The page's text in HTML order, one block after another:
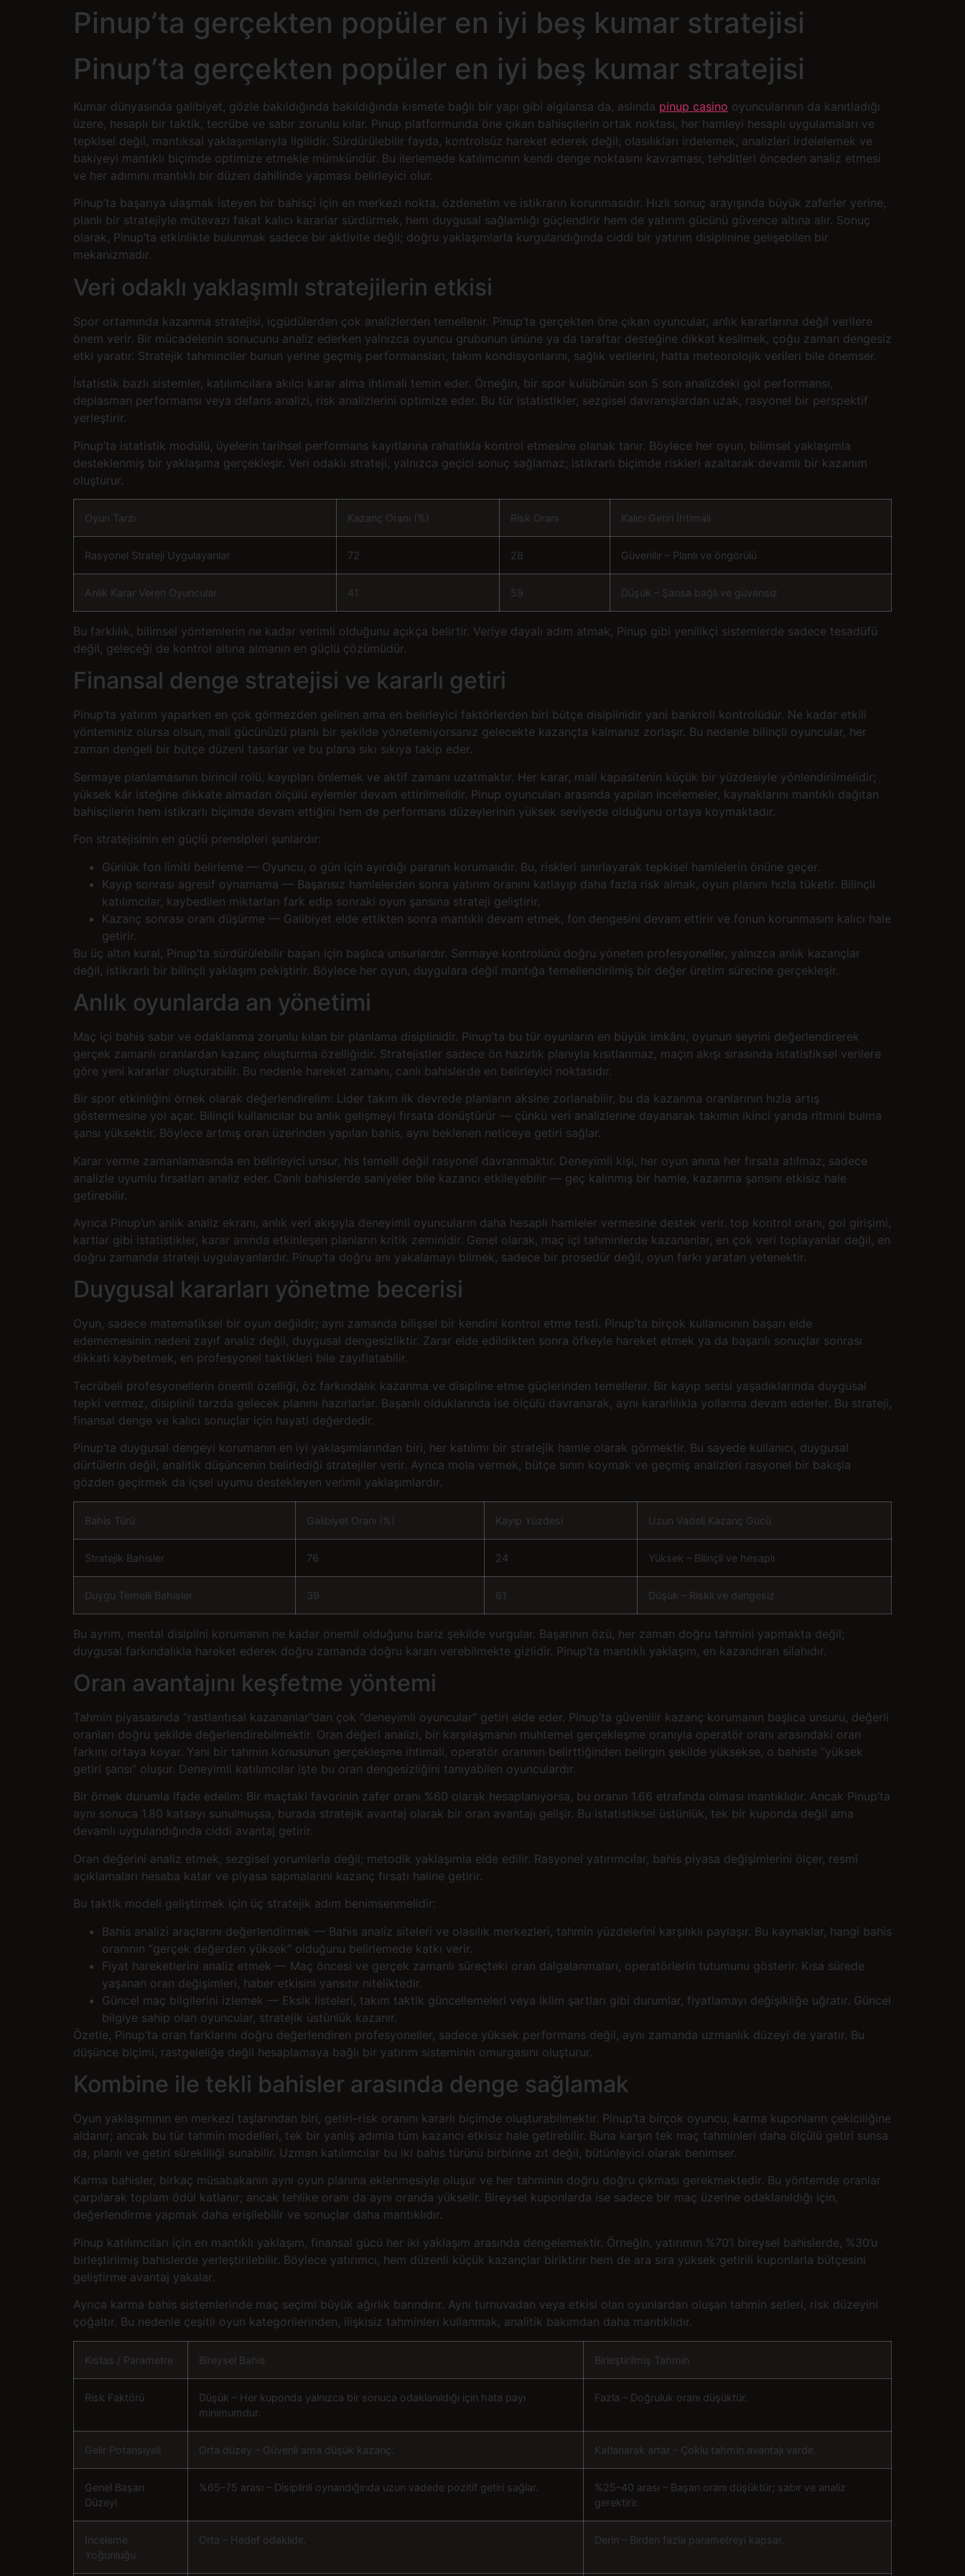
Pinup’ta gerçekten popüler en iyi beş kumar stratejisi
Pinup’ta gerçekten popüler en iyi beş kumar stratejisi
Kumar dünyasında galibiyet, gözle bakıldığında bakıldığında kısmete bağlı bir yapı gibi algılansa da, aslında pinup casino oyuncularının da kanıtladığı
üzere, hesaplı bir taktik, tecrübe ve sabır zorunlu kılar. Pinup platformunda öne çıkan bahisçilerin ortak noktası, her hamleyi hesaplı uygulamaları ve
tepkisel değil, mantıksal yaklaşımlarıyla ilgilidir. Sürdürülebilir fayda, kontrolsüz hareket ederek değil; olasılıkları irdelemek, analizleri irdelelemek ve
bakiyeyi mantıklı biçimde optimize etmekle mümkündür. Bu ilerlemede katılımcının kendi denge noktasını kavraması, tehditleri önceden analiz etmesi
ve her adımını mantıklı bir düzen dahilinde yapması belirleyici olur.
Pinup’ta başarıya ulaşmak isteyen bir bahisçi için en merkezi nokta, özdenetim ve istikrarın korunmasıdır. Hızlı sonuç arayışında büyük zaferler yerine,
planlı bir stratejiyle mütevazı fakat kalıcı kararlar sürdürmek, hem duygusal sağlamlığı güçlendirir hem de yatırım gücünü güvence altına alır. Sonuç
olarak, Pinup’ta etkinlikte bulunmak sadece bir aktivite değil; doğru yaklaşımlarla kurgulandığında ciddi bir yatırım disiplinine gelişebilen bir
mekanizmadır.
Veri odaklı yaklaşımlı stratejilerin etkisi
Spor ortamında kazanma stratejisi, içgüdülerden çok analizlerden temellenir. Pinup’ta gerçekten öne çıkan oyuncular, anlık kararlarına değil verilere
önem verir. Bir mücadelenin sonucunu analiz ederken yalnızca oyuncu grubunun ününe ya da taraftar desteğine dikkat kesilmek, çoğu zaman dengesiz
etki yaratır. Stratejik tahminciler bunun yerine geçmiş performansları, takım kondisyonlarını, sağlık verilerini, hatta meteorolojik verileri bile önemser.
İstatistik bazlı sistemler, katılımcılara akılcı karar alma ihtimali temin eder. Örneğin, bir spor kulübünün son 5 son analizdeki gol performansı,
deplasman performansı veya defans analizi, risk analizlerini optimize eder. Bu tür istatistikler, sezgisel davranışlardan uzak, rasyonel bir perspektif
yerleştirir.
Pinup’ta istatistik modülü, üyelerin tarihsel performans kayıtlarına rahatlıkla kontrol etmesine olanak tanır. Böylece her oyun, bilimsel yaklaşımla
desteklenmiş bir yaklaşıma gerçekleşir. Veri odaklı strateji, yalnızca geçici sonuç sağlamaz; istikrarlı biçimde riskleri azaltarak devamlı bir kazanım
oluşturur.
Oyun Tarzı Kazanç Oranı (%) Risk Oranı Kalıcı Getiri İhtimali
Rasyonel Strateji Uygulayanlar 72 28 Güvenilir – Planlı ve öngörülü
Anlık Karar Veren Oyuncular 41 59 Düşük – Şansa bağlı ve güvensiz
Bu farklılık, bilimsel yöntemlerin ne kadar verimli olduğunu açıkça belirtir. Veriye dayalı adım atmak, Pinup gibi yenilikçi sistemlerde sadece tesadüfü
değil, geleceği de kontrol altına almanın en güçlü çözümüdür.
Finansal denge stratejisi ve kararlı getiri
Pinup’ta yatırım yaparken en çok görmezden gelinen ama en belirleyici faktörlerden biri bütçe disiplinidir yani bankroll kontrolüdür. Ne kadar etkili
yönteminiz olursa olsun, mali gücünüzü planlı bir şekilde yönetemiyorsanız gelecekte kazançta kalmanız zorlaşır. Bu nedenle bilinçli oyuncular, her
zaman dengeli bir bütçe düzeni tasarlar ve bu plana sıkı sıkıya takip eder.
Sermaye planlamasının birincil rolü, kayıpları önlemek ve aktif zamanı uzatmaktır. Her karar, mali kapasitenin küçük bir yüzdesiyle yönlendirilmelidir;
yüksek kâr isteğine dikkate almadan ölçülü eylemler devam ettirilmelidir. Pinup oyuncuları arasında yapılan incelemeler, kaynaklarını mantıklı dağıtan
bahisçilerin hem istikrarlı biçimde devam ettiğini hem de performans düzeylerinin yüksek seviyede olduğunu ortaya koymaktadır.
Fon stratejisinin en güçlü prensipleri şunlardır:
Günlük fon limiti belirleme — Oyuncu, o gün için ayırdığı paranın korumalıdır. Bu, riskleri sınırlayarak tepkisel hamlelerin önüne geçer.
Kayıp sonrası agresif oynamama — Başarısız hamlelerden sonra yatırım oranını katlayıp daha fazla risk almak, oyun planını hızla tüketir. Bilinçli
katılımcılar, kaybedilen miktarları fark edip sonraki oyun şansına strateji geliştirir.
Kazanç sonrası oranı düşürme — Galibiyet elde ettikten sonra mantıklı devam etmek, fon dengesini devam ettirir ve fonun korunmasını kalıcı hale
getirir.
Bu üç altın kural, Pinup’ta sürdürülebilir başarı için başlıca unsurlardır. Sermaye kontrolünü doğru yöneten profesyoneller, yalnızca anlık kazançlar
değil, istikrarlı bir bilinçli yaklaşım pekiştirir. Böylece her oyun, duygulara değil mantığa temellendirilmiş bir değer üretim sürecine gerçekleşir.
Anlık oyunlarda an yönetimi
Maç içi bahis sabır ve odaklanma zorunlu kılan bir planlama disiplinidir. Pinup’ta bu tür oyunların en büyük imkânı, oyunun seyrini değerlendirerek
gerçek zamanlı oranlardan kazanç oluşturma özelliğidir. Stratejistler sadece ön hazırlık planıyla kısıtlanmaz, maçın akışı sırasında istatistiksel verilere
göre yeni kararlar oluşturabilir. Bu nedenle hareket zamanı, canlı bahislerde en belirleyici noktasıdır.
Bir spor etkinliğini örnek olarak değerlendirelim: Lider takım ilk devrede planların aksine zorlanabilir, bu da kazanma oranlarının hızla artış
göstermesine yol açar. Bilinçli kullanıcılar bu anlık gelişmeyi fırsata dönüştürür — çünkü veri analizlerine dayanarak takımın ikinci yarıda ritmini bulma
şansı yüksektir. Böylece artmış oran üzerinden yapılan bahis, aynı beklenen neticeye getiri sağlar.
Karar verme zamanlamasında en belirleyici unsur, his temelli değil rasyonel davranmaktır. Deneyimli kişi, her oyun anına her fırsata atılmaz; sadece
analizle uyumlu fırsatları analiz eder. Canlı bahislerde saniyeler bile kazancı etkileyebilir — geç kalınmış bir hamle, kazanma şansını etkisiz hale
getirebilir.
Ayrıca Pinup’un anlık analiz ekranı, anlık veri akışıyla deneyimli oyuncuların daha hesaplı hamleler vermesine destek verir. top kontrol oranı, gol girişimi,
kartlar gibi istatistikler, karar anında etkinleşen planların kritik zeminidir. Genel olarak, maç içi tahminlerde kazananlar, en çok veri toplayanlar değil, en
doğru zamanda strateji uygulayanlardır. Pinup’ta doğru anı yakalamayı bilmek, sadece bir prosedür değil, oyun farkı yaratan yetenektir.
Duygusal kararları yönetme becerisi
Oyun, sadece matematiksel bir oyun değildir; aynı zamanda bilişsel bir kendini kontrol etme testi. Pinup’ta birçok kullanıcının başarı elde
edememesinin nedeni zayıf analiz değil, duygusal dengesizliktir. Zarar elde edildikten sonra öfkeyle hareket etmek ya da başarılı sonuçlar sonrası
dikkati kaybetmek, en profesyonel taktikleri bile zayıflatabilir.
Tecrübeli profesyonellerin önemli özelliği, öz farkındalık kazanma ve disipline etme güçlerinden temellenir. Bir kayıp serisi yaşadıklarında duygusal
tepki vermez, disiplinli tarzda gelecek planını hazırlarlar. Başarılı olduklarında ise ölçülü davranarak, aynı kararlılıkla yollarına devam ederler. Bu strateji,
finansal denge ve kalıcı sonuçlar için hayati değerdedir.
Pinup’ta duygusal dengeyi korumanın en iyi yaklaşımlarından biri, her katılımı bir stratejik hamle olarak görmektir. Bu sayede kullanıcı, duygusal
dürtülerin değil, analitik düşüncenin belirlediği stratejiler verir. Ayrıca mola vermek, bütçe sınırı koymak ve geçmiş analizleri rasyonel bir bakışla
gözden geçirmek da içsel uyumu destekleyen verimli yaklaşımlardır.
Bahis Türü Galibiyet Oranı (%) Kayıp Yüzdesi Uzun Vadeli Kazanç Gücü
Stratejik Bahisler 76 24 Yüksek – Bilinçli ve hesaplı
Duygu Temelli Bahisler 39 61 Düşük – Riskli ve dengesiz
Bu ayrım, mental disiplini korumanın ne kadar önemli olduğunu bariz şekilde vurgular. Başarının özü, her zaman doğru tahmini yapmakta değil;
duygusal farkındalıkla hareket ederek doğru zamanda doğru kararı verebilmekte gizlidir. Pinup’ta mantıklı yaklaşım, en kazandıran silahıdır.
Oran avantajını keşfetme yöntemi
Tahmin piyasasında “rastlantısal kazananlar”dan çok “deneyimli oyuncular” getiri elde eder. Pinup’ta güvenilir kazanç korumanın başlıca unsuru, değerli
oranları doğru şekilde değerlendirebilmektir. Oran değeri analizi, bir karşılaşmanın muhtemel gerçekleşme oranıyla operatör oranı arasındaki oran
farkını ortaya koyar. Yani bir tahmin konusunun gerçekleşme ihtimali, operatör oranının belirttiğinden belirgin şekilde yüksekse, o bahiste “yüksek
getiri şansı” oluşur. Deneyimli katılımcılar işte bu oran dengesizliğini tanıyabilen oyunculardır.
Bir örnek durumla ifade edelim: Bir maçtaki favorinin zafer oranı %60 olarak hesaplanıyorsa, bu oranın 1.66 etrafında olması mantıklıdır. Ancak Pinup’ta
aynı sonuca 1.80 katsayı sunulmuşsa, burada stratejik avantaj olarak bir oran avantajı gelişir. Bu istatistiksel üstünlük, tek bir kuponda değil ama
devamlı uygulandığında ciddi avantaj getirir.
Oran değerini analiz etmek, sezgisel yorumlarla değil; metodik yaklaşımla elde edilir. Rasyonel yatırımcılar, bahis piyasa değişimlerini ölçer, resmî
açıklamaları hesaba katar ve piyasa sapmalarını kazanç fırsatı haline getirir.
Bu taktik modeli geliştirmek için üç stratejik adım benimsenmelidir:
Bahis analizi araçlarını değerlendirmek — Bahis analiz siteleri ve olasılık merkezleri, tahmin yüzdelerini karşılıklı paylaşır. Bu kaynaklar, hangi bahis
oranının “gerçek değerden yüksek” olduğunu belirlemede katkı verir.
Fiyat hareketlerini analiz etmek — Maç öncesi ve gerçek zamanlı süreçteki oran dalgalanmaları, operatörlerin tutumunu gösterir. Kısa sürede
yaşanan oran değişimleri, haber etkisini yansıtır niteliktedir.
Güncel maç bilgilerini izlemek — Eksik listeleri, takım taktik güncellemeleri veya iklim şartları gibi durumlar, fiyatlamayı değişikliğe uğratır. Güncel
bilgiye sahip olan oyuncular, stratejik üstünlük kazanır.
Özetle, Pinup’ta oran farklarını doğru değerlendiren profesyoneller, sadece yüksek performans değil, aynı zamanda uzmanlık düzeyi de yaratır. Bu
düşünce biçimi, rastgeleliğe değil hesaplamaya bağlı bir yatırım sisteminin omurgasını oluşturur.
Kombine ile tekli bahisler arasında denge sağlamak
Oyun yaklaşımının en merkezi taşlarından biri, getiri–risk oranını kararlı biçimde oluşturabilmektir. Pinup’ta birçok oyuncu, karma kuponların çekiciliğine
aldanır; ancak bu tür tahmin modelleri, tek bir yanlış adımla tüm kazancı etkisiz hale getirebilir. Buna karşın tek maç tahminleri daha ölçülü getiri sunsa
da, planlı ve getiri sürekliliği sunabilir. Uzman katılımcılar bu iki bahis türünü birbirine zıt değil, bütünleyici olarak benimser.
Karma bahisler, birkaç müsabakanın aynı oyun planına eklenmesiyle oluşur ve her tahminin doğru doğru çıkması gerekmektedir. Bu yöntemde oranlar
çarpılarak toplam ödül katlanır; ancak tehlike oranı da aynı oranda yükselir. Bireysel kuponlarda ise sadece bir maç üzerine odaklanıldığı için,
değerlendirme yapmak daha erişilebilir ve sonuçlar daha mantıklıdır.
Pinup katılımcıları için en mantıklı yaklaşım, finansal gücü her iki yaklaşım arasında dengelemektir. Örneğin, yatırımın %70’i bireysel bahislerde, %30’u
birleştirilmiş bahislerde yerleştirilebilir. Böylece yatırımcı, hem düzenli küçük kazançlar biriktirir hem de ara sıra yüksek getirili kuponlarla bütçesini
geliştirme avantaj yakalar.
Ayrıca karma bahis sistemlerinde maç seçimi büyük ağırlık barındırır. Aynı turnuvadan veya etkisi olan oyunlardan oluşan tahmin setleri, risk düzeyini
çoğaltır. Bu nedenle çeşitli oyun kategorilerinden, ilişkisiz tahminleri kullanmak, analitik bakımdan daha mantıklıdır.
Kıstas / Parametre Bireysel Bahis Birleştirilmiş Tahmin
Risk Faktörü
Düşük – Her kuponda yalnızca bir sonuca odaklanıldığı için hata payı
minimumdur.
Fazla – Doğruluk oranı düşüktür.
Gelir Potansiyeli Orta düzey – Güvenli ama düşük kazanç. Katlanarak artar – Çoklu tahmin avantajı vardır.
Genel Başarı
Düzeyi
%65–75 arası – Disiplinli oynandığında uzun vadede pozitif getiri sağlar.
%25–40 arası – Başarı oranı düşüktür; sabır ve analiz
gerektirir.
İnceleme
Yoğunluğu
Orta – Hedef odaklıdır. Derin – Birden fazla parametreyi kapsar.